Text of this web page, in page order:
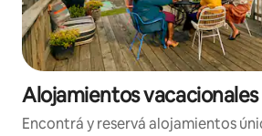
Alojamientos
Encontrá y reservá alojamientos